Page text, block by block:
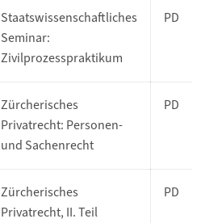
Staatswissenschaftliches
Seminar:
Zivilprozesspraktikum
PD
Zürcherisches
Privatrecht: Personen-
und Sachenrecht
PD
Zürcherisches
Privatrecht, II. Teil
PD